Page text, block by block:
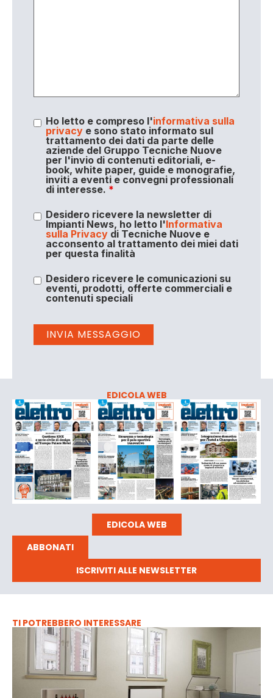
Ho letto e compreso l'informativa sulla
privacye sono stato informato sul
trattamento dei dati da parte delle
aziende del Gruppo Tecniche Nuove
per l'invio di contenuti editoriali, e-
book, white paper, guide e monografie,
inviti a eventi e convegni professionali
di interesse. *
Desidero ricevere la newsletter di
Impianti News, ho letto l'Informativa
sulla Privacydi Tecniche Nuove e
acconsento al trattamento dei miei dati
per questa finalità
Desidero ricevere le comunicazioni su
eventi, prodotti, offerte commerciali e
contenuti speciali
EDICOLA WEB
EDICOLA WEB
ABBONATI
ISCRIVITI ALLE NEWSLETTER
TI POTREBBERO INTERESSARE